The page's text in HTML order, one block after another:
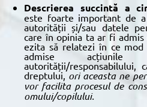
Descrierea succintă a
este foarte important de
autorității și/sau datele
care în opinia ta ar fi admis
ezita să relatezi în ce
admise acțiunile
autorității/responsabilului,
dreptului,ori aceasta ne
vor facilita procesul de
omului/copilului.